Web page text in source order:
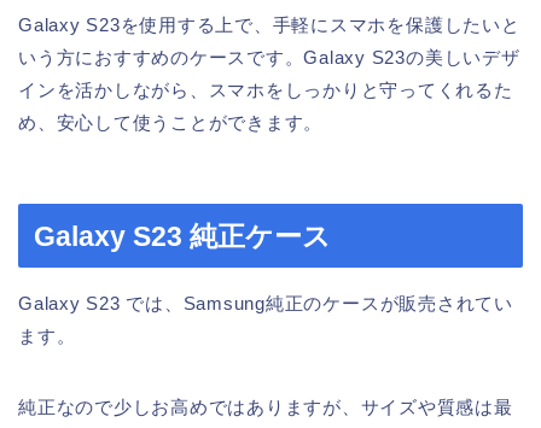
Galaxy S23を使用する上で、手軽にスマホを保護したいと
いう方におすすめのケースです。Galaxy S23の美しいデザ
インを活かしながら、スマホをしっかりと守ってくれるた
め、安心して使うことができます。
Galaxy S23 純正ケース
Galaxy S23 では、Samsung純正のケースが販売されてい
ます。
純正なので少しお高めではありますが、サイズや質感は最